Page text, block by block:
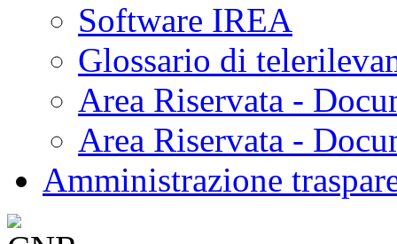
Software IREA
Glossario di
Area Riservata -
Area Riservata -
Amministrazione